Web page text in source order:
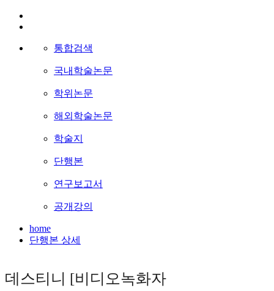
통합검색
국내학술논문
학위논문
해외학술논문
학술지
단행본
연구보고서
공개강의
home
단행본 상세
데스티니 [비디오녹화자